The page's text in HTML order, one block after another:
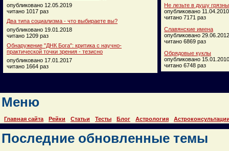
опубликовано 12.05.2019
читано 1017 раз
Два типа социализма - что выбираете вы?
опубликовано 19.01.2018
читано 1209 раз
Обнаружение "ДНК Бога": критика с научно-
практической точки зрения - тезисно
опубликовано 17.01.2017
читано 1664 раз
Не лезьте в душу
опубликовано 11.04.2010
читано 7171 раз
Славянские имена
опубликовано 29.06.2012
читано 6869 раз
Обрядовые куклы
опубликовано 15.01.2010
читано 6748 раз
Меню
Главная сайта Рейки Статьи Тесты Блог Астрология
Последние обновленные темы